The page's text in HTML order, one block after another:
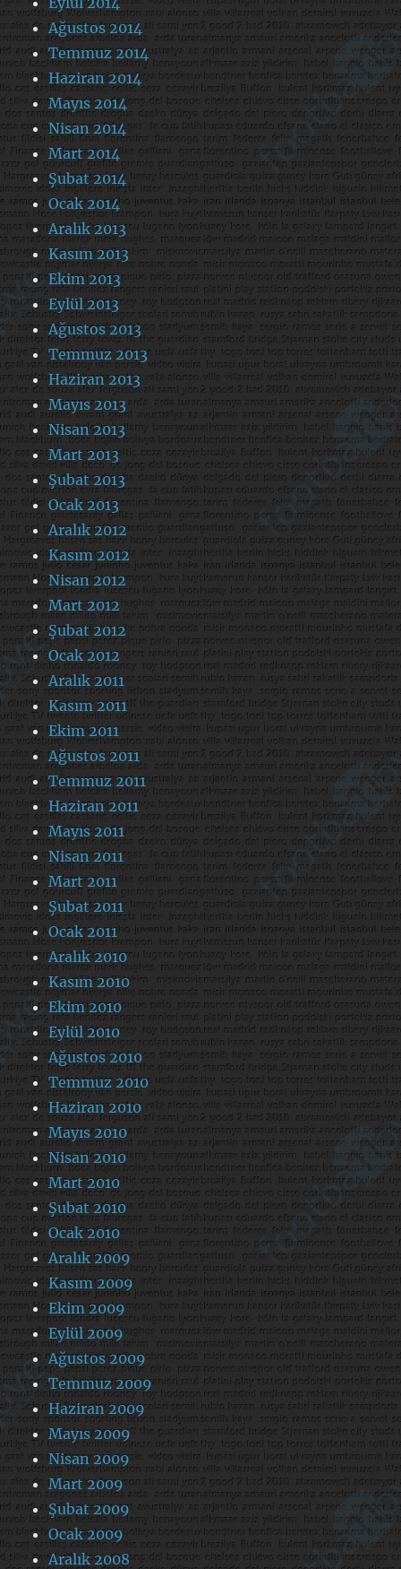
Ağustos 2014
Temmuz 2014
Haziran 2014
Mayıs 2014
Nisan 2014
Mart 2014
Şubat 2014
Ocak 2014
Aralık 2013
Kasım 2013
Ekim 2013
Eylül 2013
Ağustos 2013
Temmuz 2013
Haziran 2013
Mayıs 2013
Nisan 2013
Mart 2013
Şubat 2013
Ocak 2013
Aralık 2012
Kasım 2012
Nisan 2012
Mart 2012
Şubat 2012
Ocak 2012
Aralık 2011
Kasım 2011
Ekim 2011
Ağustos 2011
Temmuz 2011
Haziran 2011
Mayıs 2011
Nisan 2011
Mart 2011
Şubat 2011
Ocak 2011
Aralık 2010
Kasım 2010
Ekim 2010
Eylül 2010
Ağustos 2010
Temmuz 2010
Haziran 2010
Mayıs 2010
Nisan 2010
Mart 2010
Şubat 2010
Ocak 2010
Aralık 2009
Kasım 2009
Ekim 2009
Eylül 2009
Ağustos 2009
Temmuz 2009
Haziran 2009
Mayıs 2009
Nisan 2009
Mart 2009
Şubat 2009
Ocak 2009
Aralık 2008